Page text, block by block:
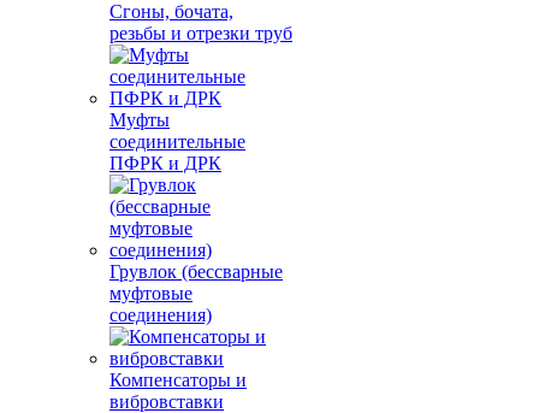
Сгоны, бочата,
резьбы и отрезки труб
Муфты
соединительные
ПФРК и ДРК
Грувлок (бессварные
муфтовые
соединения)
Компенсаторы и
вибровставки